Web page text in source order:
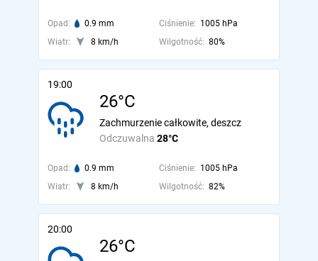
Opad: 0.9 mm Ciśnienie: 1005 hPa
Wiatr:
8 km/h Wilgotność: 80%
19:00
26°C
Odczuwalna 28°C
Zachmurzenie całkowite, deszcz
Opad: 0.9 mm Ciśnienie: 1005 hPa
Wiatr:
8 km/h Wilgotność: 82%
20:00
26°C